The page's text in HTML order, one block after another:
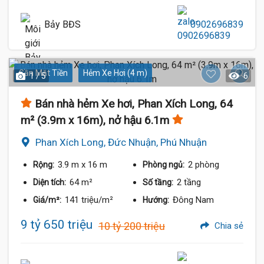
Bảy BĐS 0902696839
Gần Mặt Tiền Hẻm Xe Hơi (4 m)
1 / 5 6
Bán nhà hẻm Xe hơi, Phan Xích Long, 64
m² (3.9m x 16m), nở hậu 6.1m
Phan Xích Long, Đức Nhuận, Phú Nhuận
Rộng: 3.9 m x 16 m Phòng ngủ: 2 phòng
Diện tích: 64 m² Số tầng: 2 tầng
Giá/m²: 141 triệu/m² Hướng: Đông Nam
9 tỷ 650 triệu 10 tỷ 200 triệu Chia sẻ